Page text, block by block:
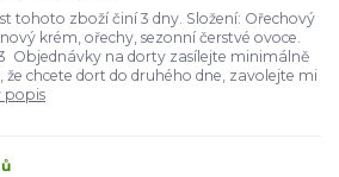
tohoto zboží činí 3 dny. Složení: Ořechový
krém, ořechy, sezonní čerstvé ovoce.
13 Objednávky na dorty zasílejte minimálně
chcete dort do druhého dne, zavolejte mi
popis